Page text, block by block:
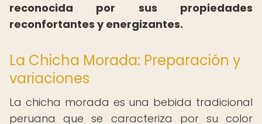
reconocida por sus propiedades
reconfortantes y energizantes.
La Chicha Morada: Preparación y
variaciones
La chicha morada es una bebida tradicional
peruana que se caracteriza por su color